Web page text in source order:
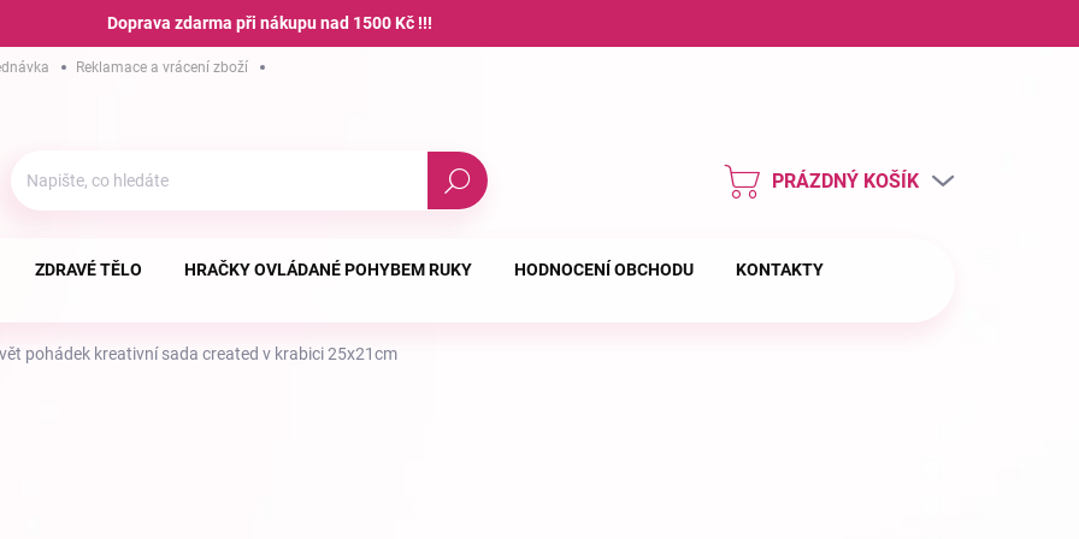
Doprava zdarma při nákupu nad 1500 Kč !!!
Reklamace a vrácení zboží
Hledat
NÁKUPNÍ
PRÁZDNÝ KOŠÍK
ZDRAVÉ TĚLO HRAČKY OVLÁDANÉ POHYBEM RUKY HODNOCENÍ OBCHODU KONTAKTY
pohádek kreativní sada created v krabici 25x21cm